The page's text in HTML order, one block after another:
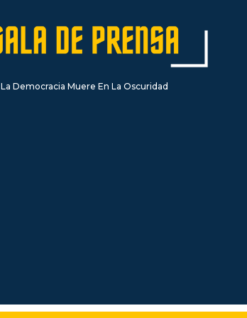
La Democracia Muere En La Oscuridad